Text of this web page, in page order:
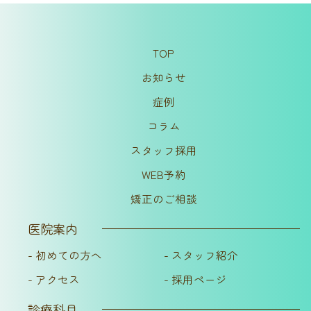
TOP
お知らせ
症例
コラム
スタッフ採用
WEB予約
矯正のご相談
医院案内
- 初めての方へ
- スタッフ紹介
- アクセス
- 採用ページ